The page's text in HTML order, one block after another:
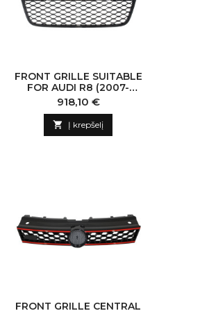
FRONT GRILLE SUITABLE
FOR AUDI R8 (2007-
2012) HONEYCOMB
PIANO BLACK
Kaina
918,10 €
 Į krepšelį
FRONT GRILLE CENTRAL